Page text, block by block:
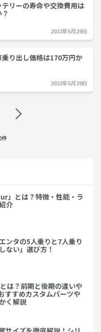
リーの寿命や交換費用は
2022年5月29日
り出し価格は170万円か
2022年5月29日
件